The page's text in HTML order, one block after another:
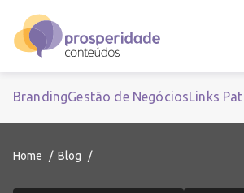
BrandingGestão de NegóciosLinks
Home Blog